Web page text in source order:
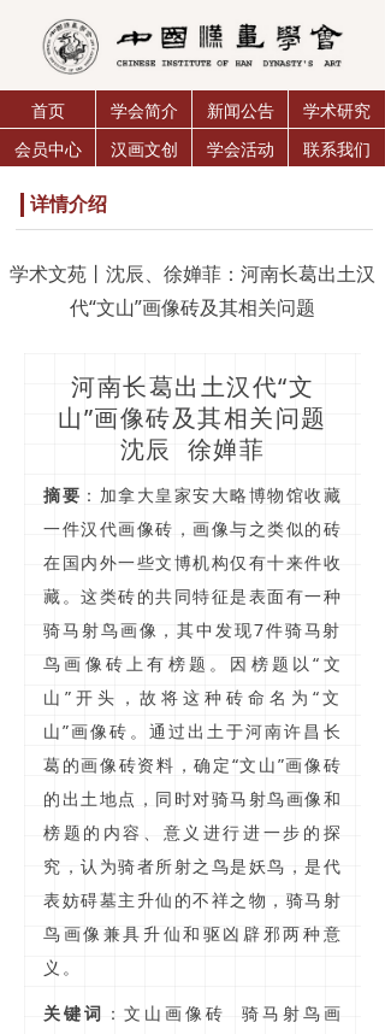
首页 学会简介 新闻公告
学术研究
会员中心
汉画文创 学会活动 联系我们
学术文苑丨沈辰、徐婵菲：河南长葛出土汉
代“文山”画像砖及其相关问题
详情介绍
河南长葛出土汉代“文
山”画像砖及其相关问题
沈辰 徐婵菲
摘要 ：加拿大皇家安大略博物馆收藏
一件汉代画像砖，画像与之类似的砖
在国内外一些文博机构仅有十来件收
藏。这类砖的共同特征是表面有一种
骑马射鸟画像，其中发现7件骑马射
鸟画像砖上有榜题。因榜题以“文
山”开头，故将这种砖命名为“文
山”画像砖。通过出土于河南许昌长
葛的画像砖资料，确定“文山”画像砖
的出土地点，同时对骑马射鸟画像和
榜题的内容、意义进行进一步的探
究，认为骑者所射之鸟是妖鸟，是代
表妨碍墓主升仙的不祥之物，骑马射
鸟画像兼具升仙和驱凶辟邪两种意
义。
关键词 ：文山画像砖 骑马射鸟画